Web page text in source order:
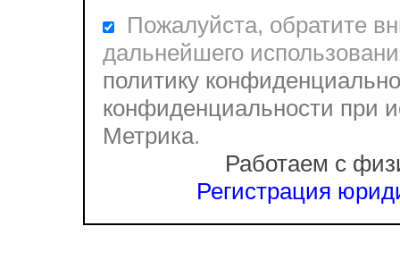
Пожалуйста, обратите
дальнейшего
политику
конфиденциальности при
Метрика.
Работаем с
Регистрация